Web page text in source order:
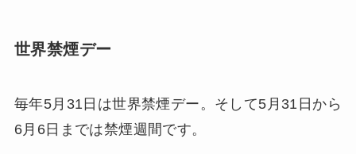
世界禁煙デー
毎年5月31日は世界禁煙デー。そして5月31日から
6月6日までは禁煙週間です。